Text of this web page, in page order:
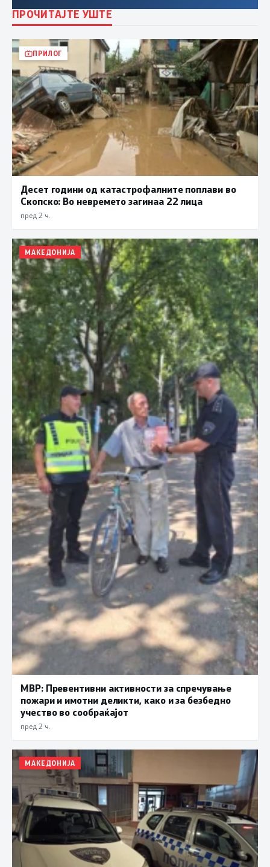
ПРОЧИТАЈТЕ УШТЕ
ПРИЛОГ
Десет години од катастрофалните поплави во
Скопско: Во невремето загинаа 22 лица
пред 2 ч.
МАКЕДОНИЈА
МВР: Превентивни активности за спречување
пожари и имотни деликти, како и за безбедно
учество во сообраќајот
пред 2 ч.
МАКЕДОНИЈА